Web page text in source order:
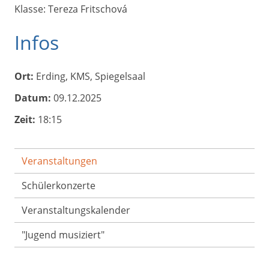
Veranstaltungen
Schülerkonzerte
Veranstaltungs­kalender
"Jugend musiziert"
Klasse: Tereza Fritschová
Infos
Ort: Erding, KMS, Spiegelsaal
Datum: 09.12.2025
Zeit: 18:15